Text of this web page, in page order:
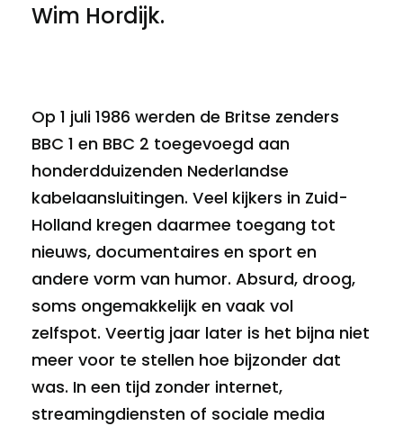
Wim Hordijk.
Op 1 juli 1986 werden de Britse zenders
BBC 1 en BBC 2 toegevoegd aan
honderdduizenden Nederlandse
kabelaansluitingen. Veel kijkers in Zuid-
Holland kregen daarmee toegang tot
nieuws, documentaires en sport en
andere vorm van humor. Absurd, droog,
soms ongemakkelijk en vaak vol
zelfspot. Veertig jaar later is het bijna niet
meer voor te stellen hoe bijzonder dat
was. In een tijd zonder internet,
streamingdiensten of sociale media